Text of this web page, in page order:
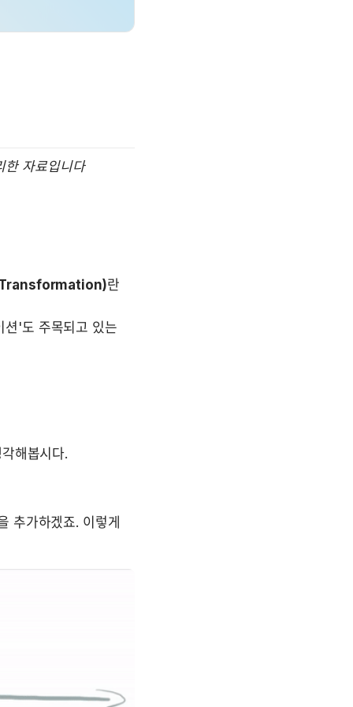
한 자료입니다
란
션'도 주목되고 있는
해봅시다.
추가하겠죠. 이렇게